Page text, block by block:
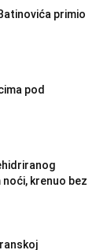
primio
pod
krenuo bez